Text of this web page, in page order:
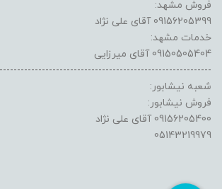
فروش مشهد:
09156205399 آقای علی نژاد
خدمات مشهد:
09150505404 آقای میرزایی
شعبه نیشابور:
فروش نیشابور:
09156205400 آقای علی نژاد
05143219979